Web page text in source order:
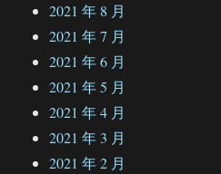
2021 年 8 月
2021 年 7 月
2021 年 6 月
2021 年 5 月
2021 年 4 月
2021 年 3 月
2021 年 2 月